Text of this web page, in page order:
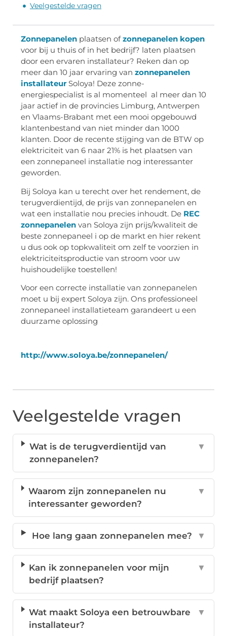
Veelgestelde vragen
Zonnepanelen plaatsen ofzonnepanelen kopen
voor bij u thuis of in het bedrijf? laten plaatsen
door een ervaren installateur? Reken dan op
meer dan 10 jaar ervaring van zonnepanelen
installateur Soloya! Deze zonne-
energiespecialist is al momenteel al meer dan 10
jaar actief in de provincies Limburg, Antwerpen
en Vlaams-Brabant met een mooi opgebouwd
klantenbestand van niet minder dan 1000
klanten. Door de recente stijging van de BTW op
elektriciteit van 6 naar 21% is het plaatsen van
een zonnepaneel installatie nog interessanter
geworden.
Bij Soloya kan u terecht over het rendement, de
terugverdientijd, de prijs van zonnepanelen en
wat een installatie nou precies inhoudt. De REC
zonnepanelen van Soloya zijn prijs/kwaliteit de
beste zonnepaneel i op de markt en hier rekent
u dus ook op topkwaliteit om zelf te voorzien in
elektriciteitsproductie van stroom voor uw
huishoudelijke toestellen!
Voor een correcte installatie van zonnepanelen
moet u bij expert Soloya zijn. Ons professioneel
zonnepaneel installatieteam garandeert u een
duurzame oplossing
http://www.soloya.be/zonnepanelen/
Veelgestelde vragen
Wat is de terugverdientijd van
zonnepanelen?
▼
Waarom zijn zonnepanelen nu
interessanter geworden?
▼
Hoe lang gaan zonnepanelen mee? ▼
Kan ik zonnepanelen voor mijn
bedrijf plaatsen?
▼
Wat maakt Soloya een betrouwbare
installateur?
▼